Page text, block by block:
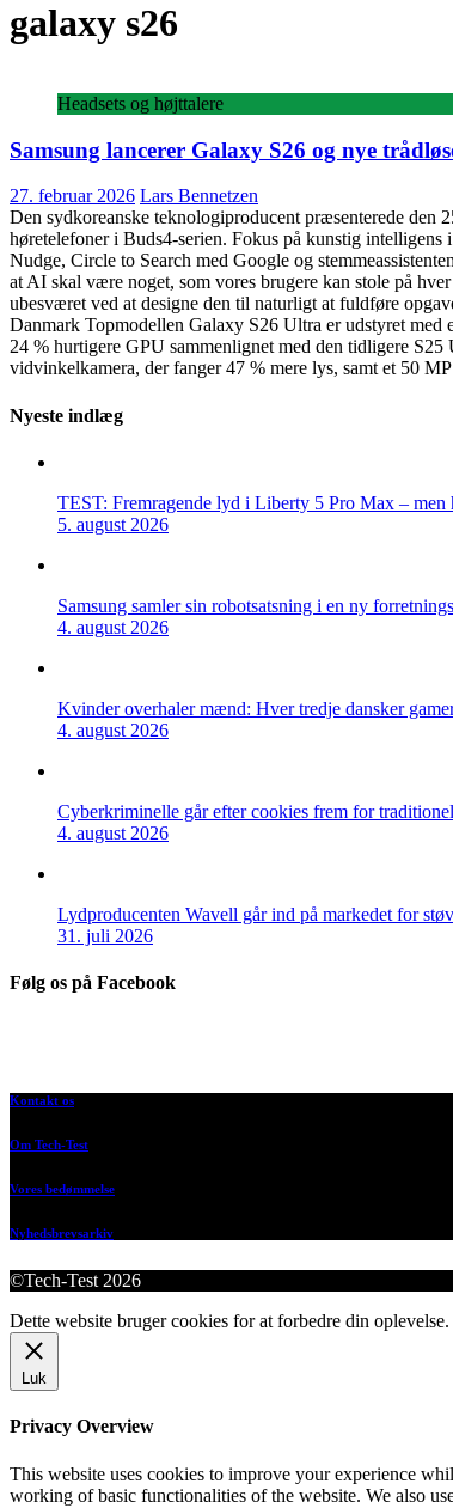
galaxy s26
Headsets og højttalere
Samsung lancerer Galaxy S26 og nye
27. februar 2026 Lars Bennetzen
Den sydkoreanske teknologiproducent præsenterede den
høretelefoner i Buds4-serien. Fokus på kunstig
Nudge, Circle to Search med Google og
at AI skal være noget, som vores brugere kan stole på
ubesværet ved at designe den til naturligt at fuldføre
Danmark Topmodellen Galaxy S26 Ultra er udstyret
24 % hurtigere GPU sammenlignet med den tidligere
vidvinkelkamera, der fanger 47 % mere lys, samt et 50
Nyeste indlæg
TEST: Fremragende lyd i Liberty 5 Pro Max – men
5. august 2026
Samsung samler sin robotsatsning i en ny
4. august 2026
Kvinder overhaler mænd: Hver tredje dansker
4. august 2026
Cyberkriminelle går efter cookies frem for
4. august 2026
Lydproducenten Wavell går ind på markedet for
31. juli 2026
Følg os på Facebook
Kontakt os
Om Tech-Test
Vores bedømmelse
Nyhedsbrevsarkiv
©Tech-Test 2026
Dette website bruger cookies for at forbedre din
Luk
Privacy Overview
This website uses cookies to improve your experience
working of basic functionalities of the website. We also